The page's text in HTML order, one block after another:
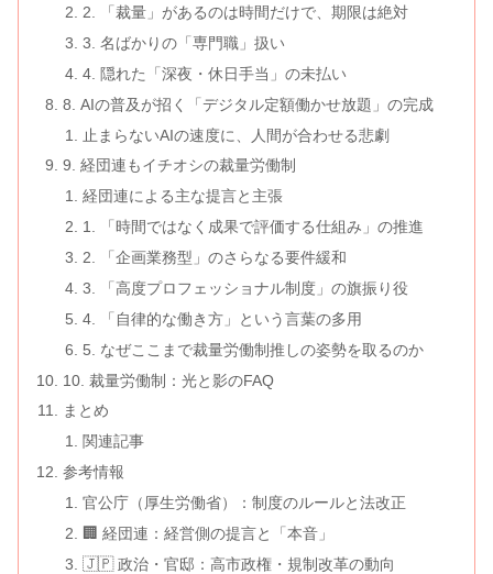
2. 「裁量」があるのは時間だけで、期限は絶対
3. 名ばかりの「専門職」扱い
4. 隠れた「深夜・休日手当」の未払い
8. AIの普及が招く「デジタル定額働かせ放題」の完成
止まらないAIの速度に、人間が合わせる悲劇
9. 経団連もイチオシの裁量労働制
経団連による主な提言と主張
1. 「時間ではなく成果で評価する仕組み」の推進
2. 「企画業務型」のさらなる要件緩和
3. 「高度プロフェッショナル制度」の旗振り役
4. 「自律的な働き方」という言葉の多用
5. なぜここまで裁量労働制推しの姿勢を取るのか
10. 裁量労働制：光と影のFAQ
まとめ
関連記事
参考情報
官公庁（厚生労働省）：制度のルールと法改正
🏢 経団連：経営側の提言と「本音」
🇯🇵 政治・官邸：高市政権・規制改革の動向